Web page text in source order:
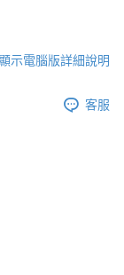
示電腦版詳細說明
客服